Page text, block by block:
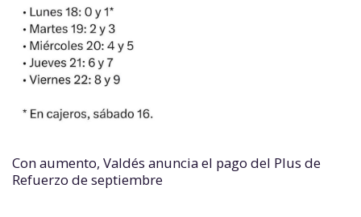
Con aumento, Valdés anuncia el pago del Plus de
Refuerzo de septiembre